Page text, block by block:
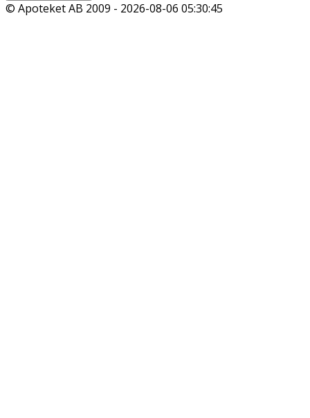
© Apoteket AB 2009 - 2026-08-06 05:30:45